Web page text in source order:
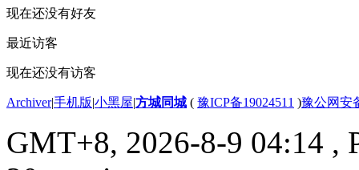
现在还没有好友
最近访客
现在还没有访客
Archiver|手机版|小黑屋|方城同城 ( 豫ICP备19024511 )豫公网安
GMT+8, 2026-8-9 04:14 ,